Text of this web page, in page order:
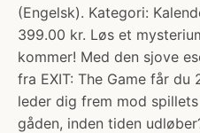
(Engelsk). Kategori:
399.00 kr. Løs et
kommer! Med den sjove
fra EXIT: The Game får
leder dig frem mod
gåden, inden tiden